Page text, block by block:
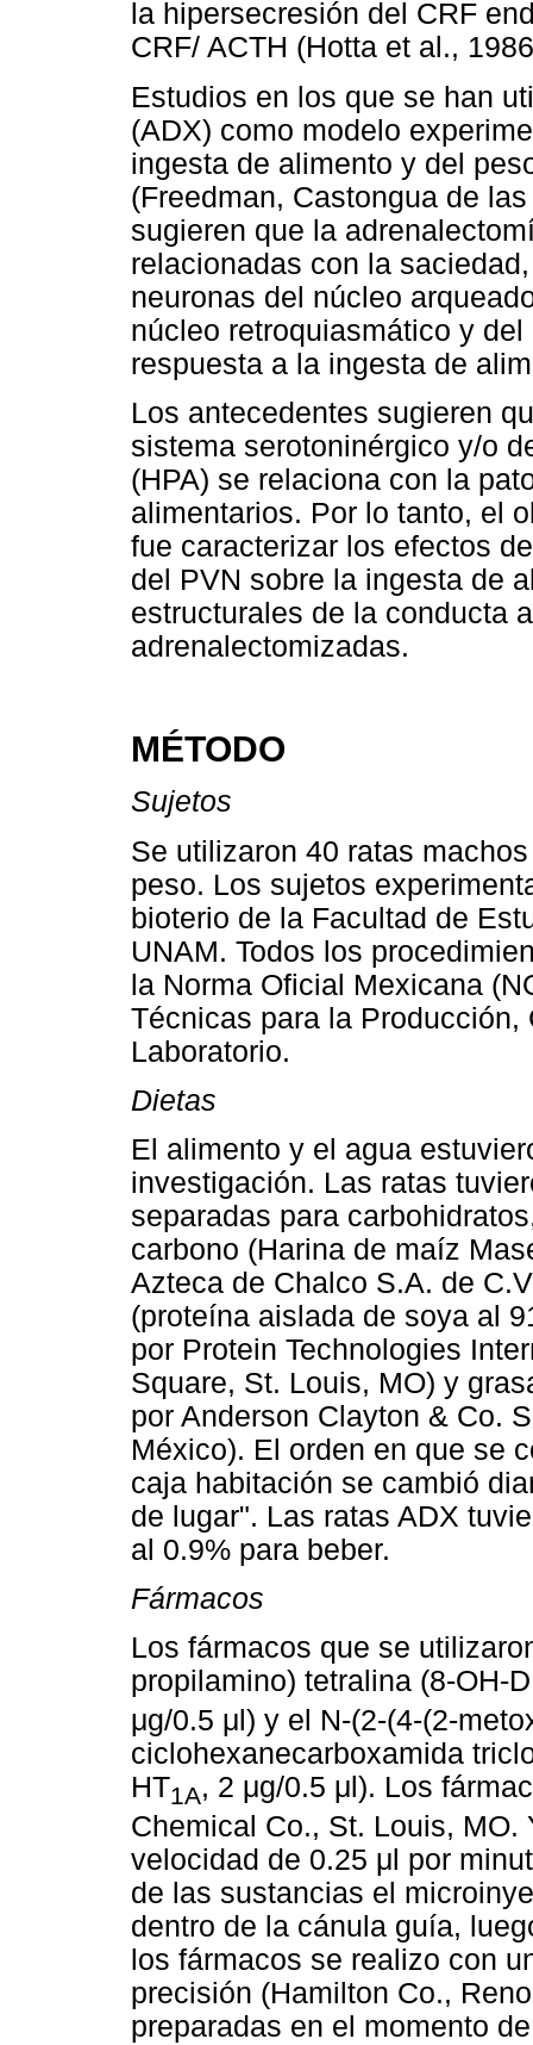
la hipersecresión del CRF
CRF/ ACTH (Hotta et al.,
Estudios en los que se han
(ADX) como modelo
ingesta de alimento y del
(Freedman, Castongua de
sugieren que la
relacionadas con la
neuronas del núcleo
núcleo retroquiasmático y
respuesta a la ingesta de
Los antecedentes sugieren
sistema serotoninérgico y/o
(HPA) se relaciona con la
alimentarios. Por lo tanto, el
fue caracterizar los efectos
del PVN sobre la ingesta de
estructurales de la conducta
adrenalectomizadas.
MÉTODO
Sujetos
Se utilizaron 40 ratas
peso. Los sujetos
bioterio de la Facultad de
UNAM. Todos los
la Norma Oficial Mexicana
Técnicas para la
Laboratorio.
Dietas
El alimento y el agua
investigación. Las ratas
separadas para
carbono (Harina de maíz
Azteca de Chalco S.A. de
(proteína aislada de soya al
por Protein Technologies
Square, St. Louis, MO) y
por Anderson Clayton & Co.
México). El orden en que se
caja habitación se cambió
de lugar". Las ratas ADX
al 0.9% para beber.
Fármacos
Los fármacos que se
propilamino) tetralina (8-OH-
μg/0.5 μl) y el N-(2-(4-(2-
ciclohexanecarboxamida
HT1A, 2 μg/0.5 μl). Los
Chemical Co., St. Louis,
velocidad de 0.25 μl por
de las sustancias el
dentro de la cánula guía,
los fármacos se realizo con
precisión (Hamilton Co.,
preparadas en el momento